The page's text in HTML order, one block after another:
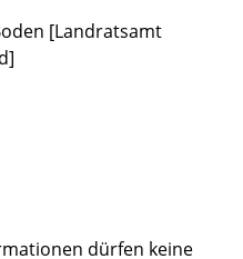
[Landratsamt
dürfen keine